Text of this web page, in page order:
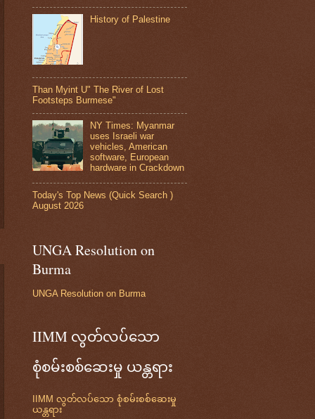
History of Palestine
Than Myint U" The River of Lost
Footsteps Burmese"
NY Times: Myanmar
uses Israeli war
vehicles, American
software, European
hardware in Crackdown
Today's Top News (Quick Search )
August 2026
UNGA Resolution on
Burma
UNGA Resolution on Burma
IIMM လွတ်လပ်သော
စုံစမ်းစစ်ဆေးမှု ယန္တရား
IIMM လွတ်လပ်သော စုံစမ်းစစ်ဆေးမှု
ယန္တရား